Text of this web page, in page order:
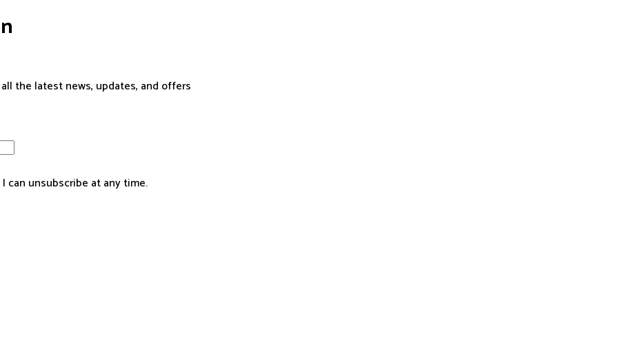
n
the latest news, updates, and offers
can unsubscribe at any time.